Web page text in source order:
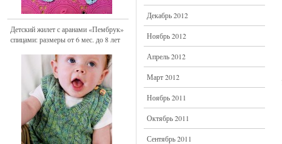
Детский жилет с аранами «Пембрук»
спицами: размеры от 6 мес. до 8 лет
Декабрь 2012
Ноябрь 2012
Апрель 2012
Март 2012
Ноябрь 2011
Октябрь 2011
Сентябрь 2011